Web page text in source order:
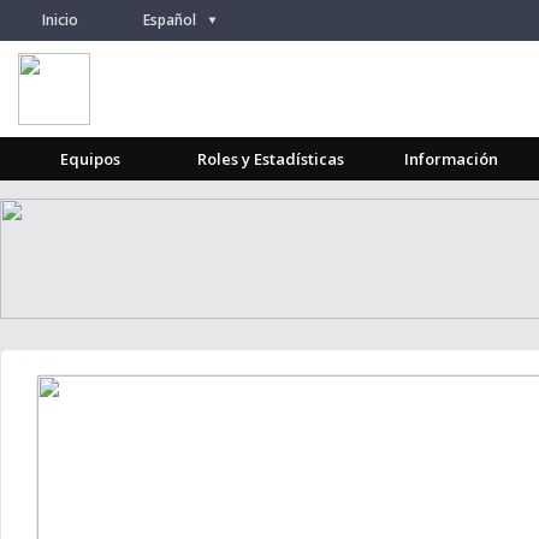
Inicio Español /
Equipos Roles y Estadísticas Información